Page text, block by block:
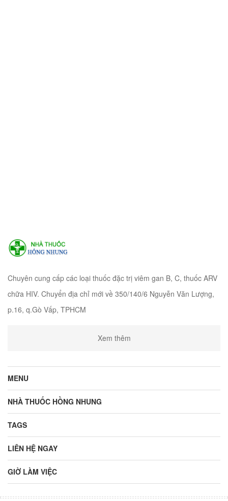
Chuyên cung cấp các loại thuốc đặc trị viêm gan B, C, thuốc ARV
chữa HIV. Chuyển địa chỉ mới về 350/140/6 Nguyễn Văn Lượng,
p.16, q.Gò Vấp, TPHCM
Xem thêm
MENU
NHÀ THUỐC HỒNG NHUNG
TAGS
LIÊN HỆ NGAY
GIỜ LÀM VIỆC